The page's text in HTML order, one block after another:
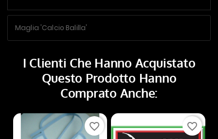
Maglia 'Calcio Balilla'
I Clienti Che Hanno Acquistato
Questo Prodotto Hanno
Comprato Anche:
favorite_border favorite_border